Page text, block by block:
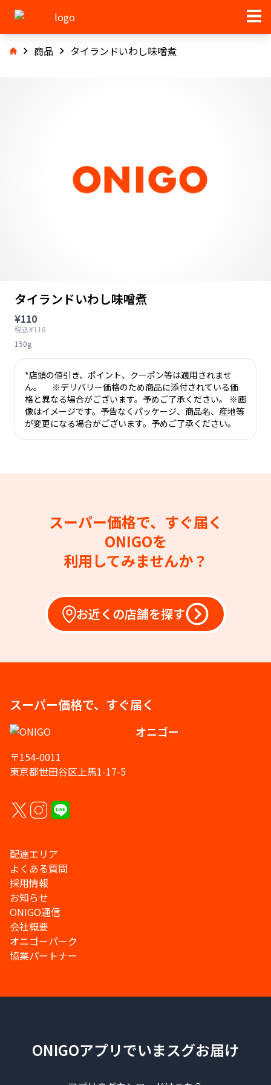
商品 タイランドいわし味噌煮
タイランドいわし味噌煮
¥110
税込¥118
150g
*店頭の値引き、ポイント、クーポン等は適用されませ
ん。 ※デリバリー価格のため商品に添付されている価
格と異なる場合がございます。予めご了承ください。 ※画
像はイメージです。予告なくパッケージ、商品名、産地等
が変更になる場合がございます。予めご了承ください。
スーパー価格で、すぐ届く
ONIGOを
利用してみませんか？
お近くの店舗を探す
スーパー価格で、すぐ届く
オニゴー
〒154-0011
東京都世田谷区上馬1-17-5
配達エリア
よくある質問
採用情報
お知らせ
ONIGO通信
会社概要
オニゴーパーク
協業パートナー
ONIGOアプリでいまスグお届け